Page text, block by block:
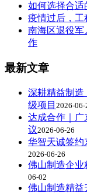
如何选择合适
疫情过后，工
南海区退役军
作
最新文章
深耕精益制造
级项目 2026-06-
达成合作｜广
议2026-06-26
华智天诚签约
2026-06-26
佛山制造企业
06-02
佛山制造精益